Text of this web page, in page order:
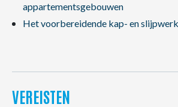
appartementsgebouwen
Het voorbereidende kap- en
VEREISTEN